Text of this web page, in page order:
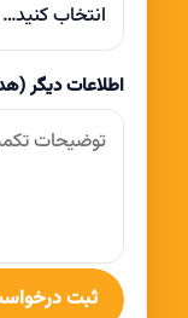
انتخاب کنید…
اطلاعات دیگر
ثبت